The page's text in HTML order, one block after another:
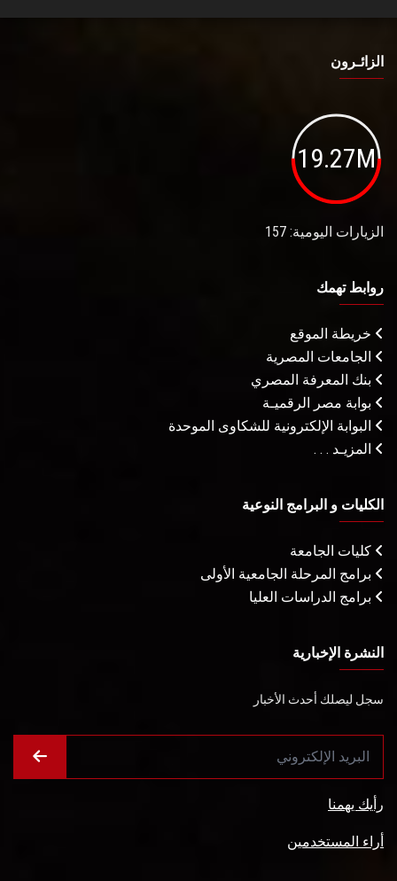
الزائـرون
19.27M
الزيارات اليومية: 157
روابط تهمك
خريطة الموقع
الجامعات المصرية
بنك المعرفة المصري
بوابة مصر الرقميـة
البوابة الإلكترونية للشكاوى الموحدة
المزيـد . . .
الكليات و البرامج النوعية
كليات الجامعة
برامج المرحلة الجامعية الأولى
برامج الدراسات العليا
النشرة الإخبارية
سجل ليصلك أحدث الأخبار
رأيك يهمنا
أراء المستخدمين